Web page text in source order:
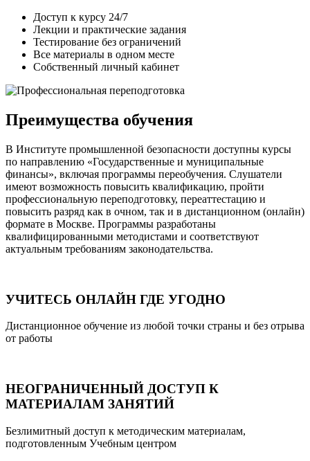
Доступ к курсу 24/7
Лекции и практические задания
Тестирование без ограничений
Все материалы в одном месте
Собственный личный кабинет
Преимущества обучения
В Институте промышленной безопасности доступны курсы
по направлению «Государственные и муниципальные
финансы», включая программы переобучения. Слушатели
имеют возможность повысить квалификацию, пройти
профессиональную переподготовку, переаттестацию и
повысить разряд как в очном, так и в дистанционном (онлайн)
формате в Москве. Программы разработаны
квалифицированными методистами и соответствуют
актуальным требованиям законодательства.
УЧИТЕСЬ ОНЛАЙН ГДЕ УГОДНО
Дистанционное обучение из любой точки страны и без отрыва
от работы
НЕОГРАНИЧЕННЫЙ ДОСТУП К
МАТЕРИАЛАМ ЗАНЯТИЙ
Безлимитный доступ к методическим материалам,
подготовленным Учебным центром